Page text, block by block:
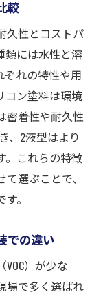
場と性能比
ン塗料の選
塗装を賢く
塗料の性能
品質バラン
較
久性とコストパ
類には水性と溶
ぞれの特性や用
コン塗料は環境
密着性や耐久性
、2液型はより
。これらの特徴
選ぶことで、
。
での違い
）が少な
場で多く選ばれ